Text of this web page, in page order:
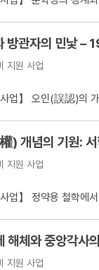
관자의 민낯 –
지원 사업
사업】 오인(誤認)의
) 개념의 기원:
지원 사업
사업】 정약용 철학
해체와 중앙각사
지원 사업